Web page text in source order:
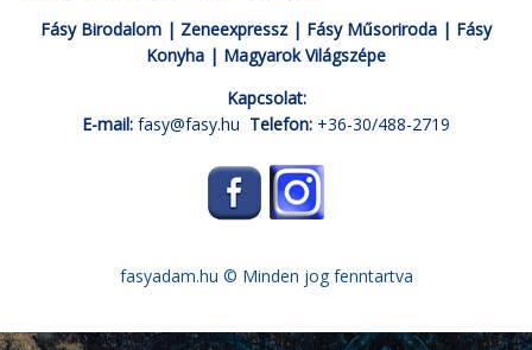
Fásy Birodalom | Zeneexpressz | Fásy Műsoriroda | Fásy
Konyha | Magyarok Világszépe
Kapcsolat:
E-mail: fasy@fasy.hu Telefon: +36-30/488-2719
fasyadam.hu © Minden jog fenntartva